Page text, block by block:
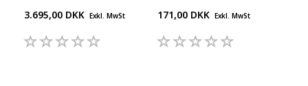
3.695,00 DKK Exkl. MwSt 171,00 DKK Exkl. MwSt